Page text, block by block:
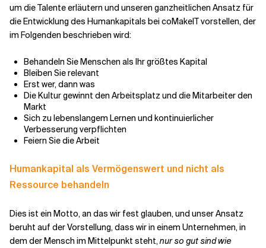
um die Talente erläutern und unseren ganzheitlichen Ansatz für
die Entwicklung des Humankapitals bei coMakeIT vorstellen, der
im Folgenden beschrieben wird:
Behandeln Sie Menschen als Ihr größtes Kapital
Bleiben Sie relevant
Erst wer, dann was
Die Kultur gewinnt den Arbeitsplatz und die Mitarbeiter den
Markt
Sich zu lebenslangem Lernen und kontinuierlicher
Verbesserung verpflichten
Feiern Sie die Arbeit
Humankapital als Vermögenswert und nicht als
Ressource behandeln
Dies ist ein Motto, an das wir fest glauben, und unser Ansatz
beruht auf der Vorstellung, dass wir in einem Unternehmen, in
dem der Mensch im Mittelpunkt steht,nur so gut sind wie